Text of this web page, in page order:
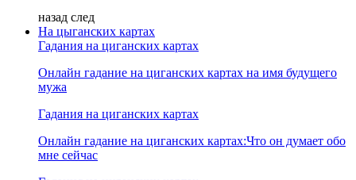
назад след
На цыганских картах
Гадания на циганских картах
Онлайн гадание на циганских картах на имя будущего
мужа
Гадания на циганских картах
Онлайн гадание на циганских картах:Что он думает обо
мне сейчас